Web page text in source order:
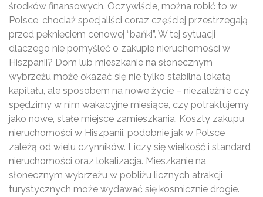
środków finansowych. Oczywiście, można robić to w
Polsce, chociaż specjaliści coraz częściej przestrzegają
przed pęknięciem cenowej “bańki”. W tej sytuacji
dlaczego nie pomyśleć o zakupie nieruchomości w
Hiszpanii? Dom lub mieszkanie na słonecznym
wybrzeżu może okazać się nie tylko stabilną lokatą
kapitału, ale sposobem na nowe życie – niezależnie czy
spędzimy w nim wakacyjne miesiące, czy potraktujemy
jako nowe, stałe miejsce zamieszkania. Koszty zakupu
nieruchomości w Hiszpanii, podobnie jak w Polsce
zależą od wielu czynników. Liczy się wielkość i standard
nieruchomości oraz lokalizacja. Mieszkanie na
słonecznym wybrzeżu w pobliżu licznych atrakcji
turystycznych może wydawać się kosmicznie drogie.